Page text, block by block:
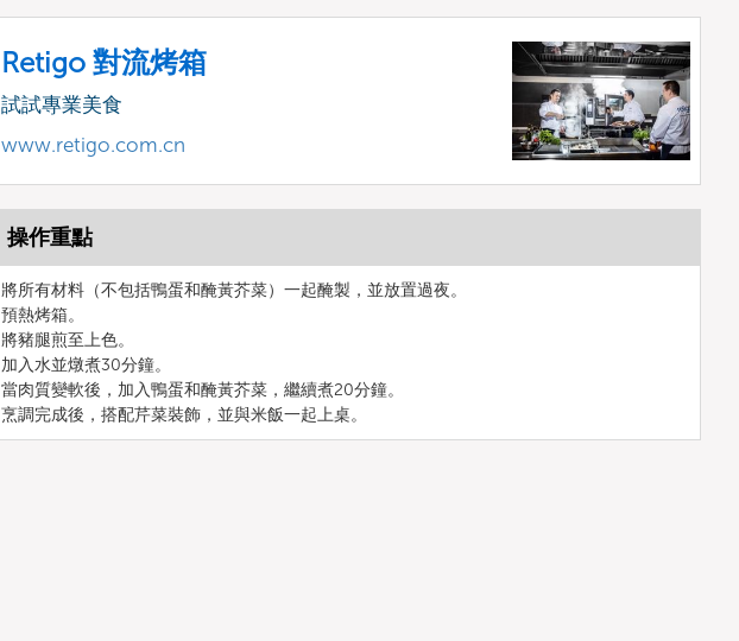
Retigo 對流烤箱
試試專業美食
www.retigo.com.cn
操作重點
將所有材料（不包括鴨蛋和醃黃芥菜）一起醃製，並放置過夜。
預熱烤箱。
將豬腿煎至上色。
加入水並燉煮30分鐘。
當肉質變軟後，加入鴨蛋和醃黃芥菜，繼續煮20分鐘。
烹調完成後，搭配芹菜裝飾，並與米飯一起上桌。